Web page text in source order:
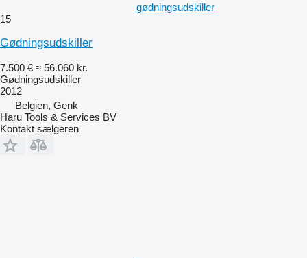
gødningsudskiller
15
Gødningsudskiller
7.500 € ≈ 56.060 kr.
Gødningsudskiller
2012
Belgien, Genk
Haru Tools & Services BV
Kontakt sælgeren